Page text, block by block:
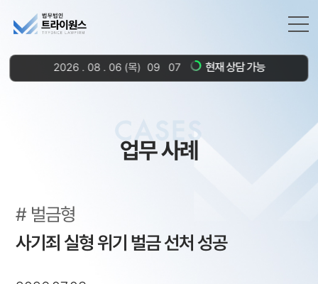
2026 . 08 . 06 (목) 09 07 현재 상담 가능
CASES
업무 사례
벌금형
사기죄 실형 위기 벌금 선처 성공